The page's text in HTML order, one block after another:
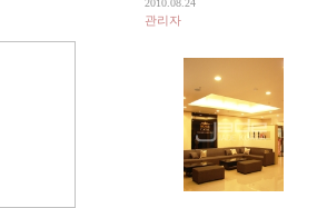
2010.08.24
관리자